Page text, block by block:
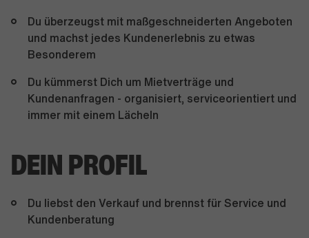
Du überzeugst mit maßgeschneiderten Angeboten
und machst jedes Kundenerlebnis zu etwas
Besonderem
Du kümmerst Dich um Mietverträge und
Kundenanfragen - organisiert, serviceorientiert und
immer mit einem Lächeln
DEIN PROFIL
Du liebst den Verkauf und brennst für Service und
Kundenberatung